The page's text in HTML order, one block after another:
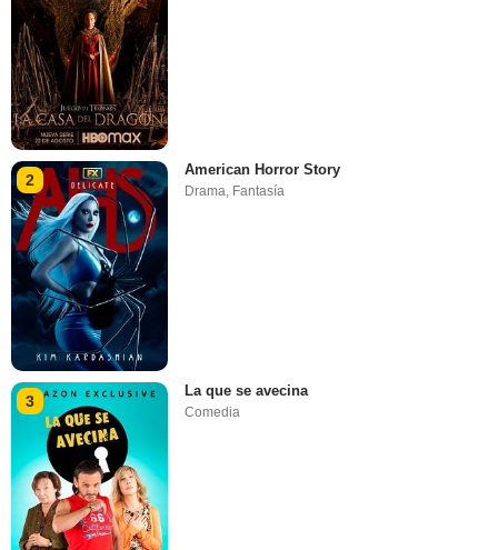
2
American Horror Story
Drama, Fantasía
3
La que se avecina
Comedia